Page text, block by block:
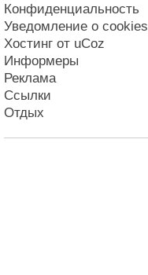
Конфиденциальность
Уведомление о cookies
Хостинг от uCoz
Информеры
Реклама
Ссылки
Отдых